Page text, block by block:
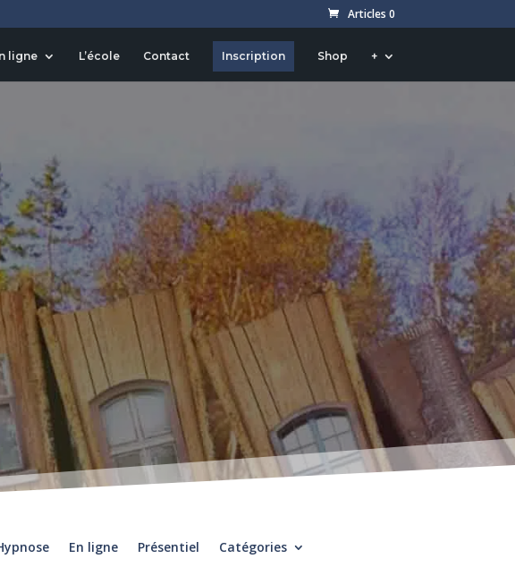
Articles 0
ligne L’école Contact Inscription Shop +
En ligne Présentiel Catégories